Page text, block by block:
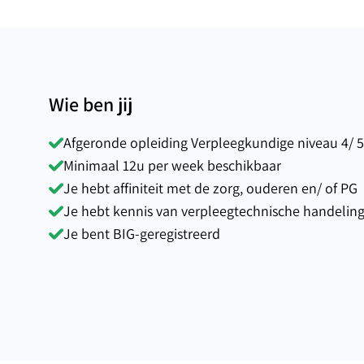
Wie ben jij
Afgeronde opleiding Verpleegkundige niveau 4/ 5
Minimaal 12u per week beschikbaar
Je hebt affiniteit met de zorg, ouderen en/ of PG
Je hebt kennis van verpleegtechnische
Je bent BIG-geregistreerd